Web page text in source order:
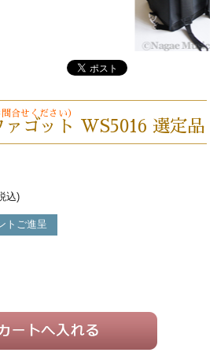
合せください）
ァゴット WS5016 選定品
込)
トご進呈